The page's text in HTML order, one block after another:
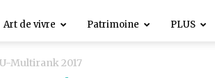
Art de vivre Patrimoine PLUS
Multirank 2017